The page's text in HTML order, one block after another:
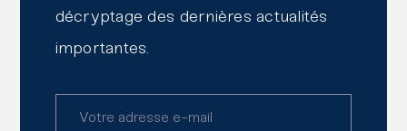
Lireaussi
décryptage des dernières actualités
importantes.